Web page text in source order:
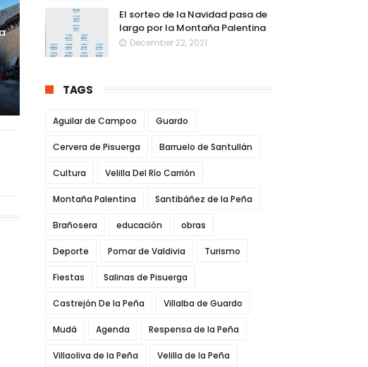
El sorteo de la Navidad pasa de
largo por la Montaña Palentina
December 22, 2021
TAGS
Aguilar de Campoo Guardo
Cervera de Pisuerga Barruelo de Santullán
Cultura Velilla Del Río Carrión
Montaña Palentina Santibáñez de la Peña
Brañosera educación obras
Deporte Pomar de Valdivia Turismo
Fiestas Salinas de Pisuerga
Castrejón De la Peña Villalba de Guardo
Mudá Agenda Respensa de la Peña
Villaoliva de la Peña Velilla de la Peña